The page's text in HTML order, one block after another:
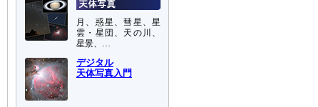
月、惑星、彗星、星
雲・星団、天の川、
星景、…
デジタル
天体写真入門